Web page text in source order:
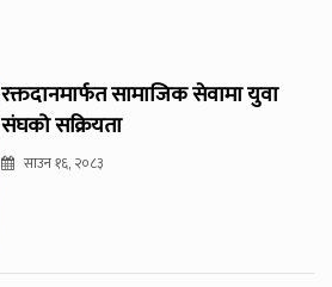
रक्तदानमार्फत सामाजिक सेवामा युवा
संघको सक्रियता
साउन १६, २०८३